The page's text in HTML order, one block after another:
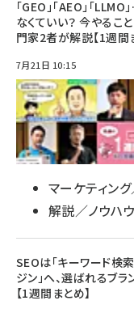
「GEO」「AEO」「
なくていい？ 今やるこ
門家2者が解説【1週間
7月21日 10:15
マーケティン
解説／ノウハウ
SEOは「キーワード検
ジン」へ、選ばれるブ
【1週間まとめ】